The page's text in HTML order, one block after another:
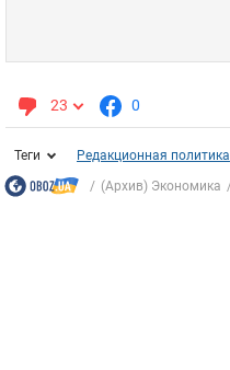
23 0
Теги
Редакционная политика
(Архив) Экономика